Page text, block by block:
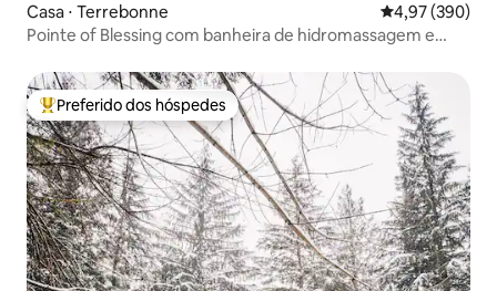
Casa ⋅ Terrebonne 4,97 de uma
4,97 (390)
Pointe of Blessing com banheira de hidromassagem e
Entre os melhores preferidos dos hóspedes
Preferido dos hóspedes